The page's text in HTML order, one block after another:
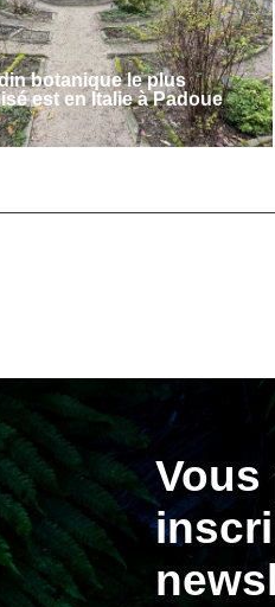
botanique le plus
est en Italie à Padoue
Vous